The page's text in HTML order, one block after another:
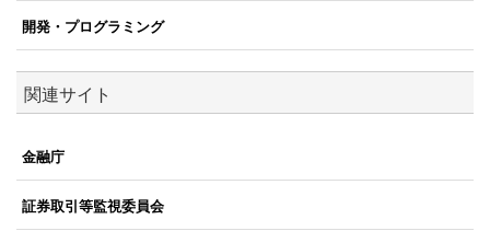
開発・プログラミング
関連サイト
金融庁
証券取引等監視委員会